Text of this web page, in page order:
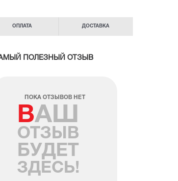
ОПЛАТА ДОСТАВКА
ПОЛЕЗНЫЙ ОТЗЫВ
ПОКА ОТЗЫВОВ НЕТ
ВАШ
ОТЗЫВ
БУДЕТ
ЗДЕСЬ!